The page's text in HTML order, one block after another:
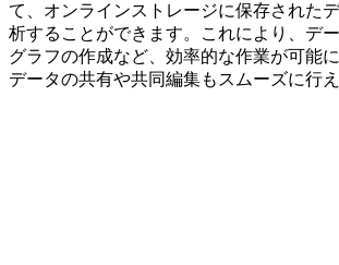
て、オンラインストレージに保存された
析することができます。これにより、デ
グラフの作成など、効率的な作業が可能
データの共有や共同編集もスムーズに行え